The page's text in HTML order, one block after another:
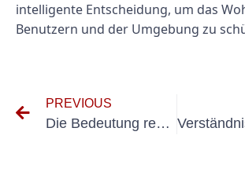
intelligente Entscheidung, um das
Benutzern und der Umgebung zu
PREVIOUS
Die Bedeutung regulärer elektrischer Tests für Unternehmen: Warum Elektroprüfung -Unternehmen unerlässlich sind